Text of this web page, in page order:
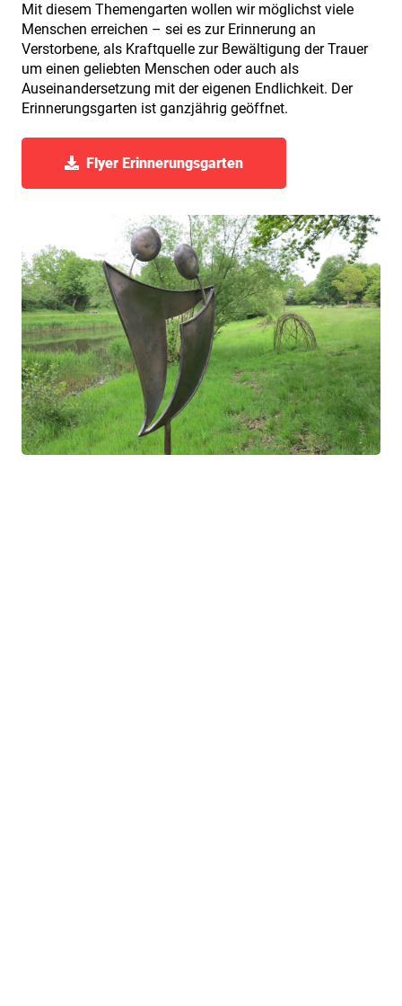
Mit diesem Themengarten wollen wir möglichst viele
Menschen erreichen – sei es zur Erinnerung an
Verstorbene, als Kraftquelle zur Bewältigung der Trauer
um einen geliebten Menschen oder auch als
Auseinandersetzung mit der eigenen Endlichkeit. Der
Erinnerungsgarten ist ganzjährig geöffnet.
Flyer Erinnerungsgarten